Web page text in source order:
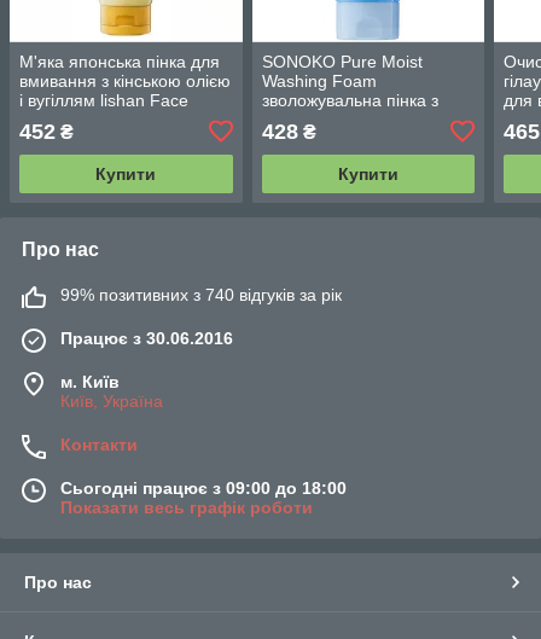
М'яка японська пінка для
вмивання з кінською олією
і вугіллям lishan Face
452 ₴
Купити
SONOKO Pure Moist
Washing Foam
зволожувальна пінка з
керамідами й екстрактами
трав 90 g
428₴
Купити
для
465
Про нас
99% позитивних з 740 відгуків за рік
Працює з 30.06.2016
м. Київ
Київ, Україна
Контакти
Сьогодні працює з 09:00 до 18:00
Показати весь графік роботи
Про нас